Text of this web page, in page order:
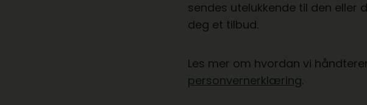
sendes utelukkende til den eller
deg et tilbud.
Les mer om hvordan vi
personvernerklæring.